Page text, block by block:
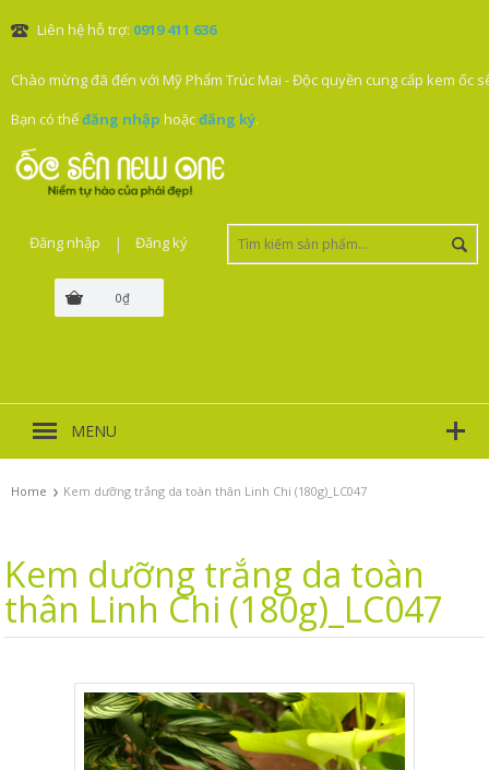
Liên hệ hỗ trợ: 0919 411 636
Chào mừng đã đến với Mỹ Phẩm Trúc Mai - Độc quyền cung cấp kem ốc
Bạn có thểđăng nhập hoặcđăng ký.
0₫
Đăng nhập | Đăng ký
MENU
Home › Kem dưỡng trắng da toàn thân Linh Chi (180g)_LC047
Kem dưỡng trắng da toàn
thân Linh Chi (180g)_LC047